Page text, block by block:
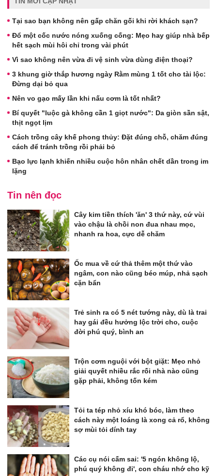
Tại sao bạn không nên gấp chăn gối khi rời khách sạn?
Đổ một cốc nước nóng xuống cống: Mẹo hay giúp nhà bếp
hết sạch mùi hôi chỉ trong vài phút
Vì sao không nên vừa đi vệ sinh vừa dùng điện thoại?
3 khung giờ thắp hương ngày Rằm mùng 1 tốt cho tài lộc:
Đừng dại bỏ qua
Nên vo gạo mấy lần khi nấu cơm là tốt nhất?
Bí quyết "luộc gà không cần 1 giọt nước": Da giòn sần sật,
thịt ngọt lịm
Cách trồng cây khế phong thủy: Đặt đúng chỗ, chăm đúng
cách để tránh trồng rồi phải bỏ
Bạo lực lạnh khiến nhiều cuộc hôn nhân chết dần trong im
lặng
Tin nên đọc
Cây kim tiền thích 'ăn' 3 thứ này, cứ vùi
vào chậu là chồi non đua nhau mọc,
nhanh ra hoa, cực dễ chăm
Ốc mua về cứ thả thêm một thứ vào
ngâm, con nào cũng béo múp, nhả sạch
cặn bẩn
Trẻ sinh ra có 5 nét tướng này, dù là trai
hay gái đều hưởng lộc trời cho, cuộc
đời phú quý, bình an
Trộn cơm nguội với bột giặt: Mẹo nhỏ
giải quyết nhiều rắc rối nhà nào cũng
gặp phải, không tốn kém
Tỏi ta tép nhỏ xíu khó bóc, làm theo
cách này một loáng là xong cả rổ, không
sợ mùi tỏi dính tay
Các cụ nói cấm sai: '5 ngón không lộ,
phú quý không đi', con cháu nhớ cho kỹ